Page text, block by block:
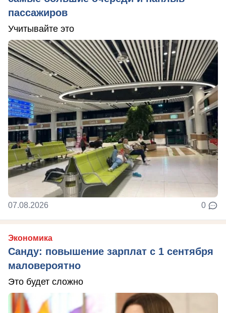
пассажиров
Учитывайте это
07.08.2026 0
Экономика
Санду: повышение зарплат с 1 сентября
маловероятно
Это будет сложно